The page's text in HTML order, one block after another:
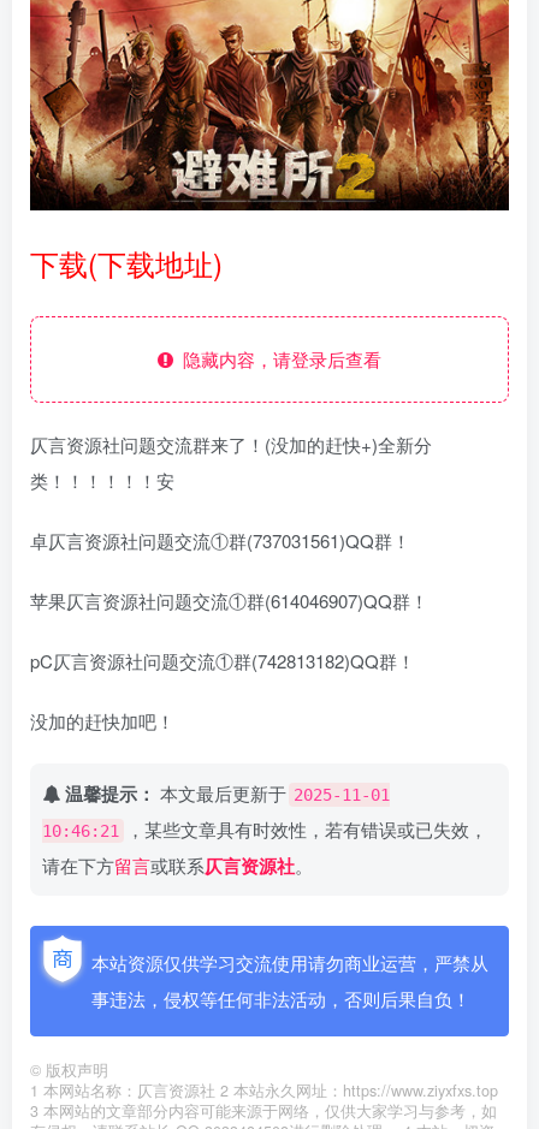
下载(下载地址)
隐藏内容，请登录后查看
仄言资源社问题交流群来了！(没加的赶快+)全新分
类！！！！！！安
卓仄言资源社问题交流①群(737031561)QQ群！
苹果仄言资源社问题交流①群(614046907)QQ群！
pC仄言资源社问题交流①群(742813182)QQ群！
没加的赶快加吧！
温馨提示： 本文最后更新于 2025-11-01
10:46:21
，某些文章具有时效性，若有错误或已失效，
请在下方留言或联系仄言资源社。
本站资源仅供学习交流使用请勿商业运营，严禁从
事违法，侵权等任何非法活动，否则后果自负！
© 版权声明
1 本网站名称：仄言资源社 2 本站永久网址：https://www.ziyxfxs.top
3 本网站的文章部分内容可能来源于网络，仅供大家学习与参考，如